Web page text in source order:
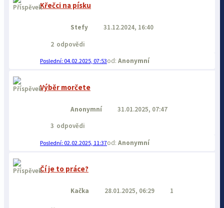
Křečci na písku
Stefy
31.12.2024, 16:40
2 odpovědi
04.02.2025, 07:53 Anonymní
Výběr morčete
Anonymní
31.01.2025, 07:47
3 odpovědi
02.02.2025, 11:37 Anonymní
Čí je to práce?
Kačka 28.01.2025, 06:29
1